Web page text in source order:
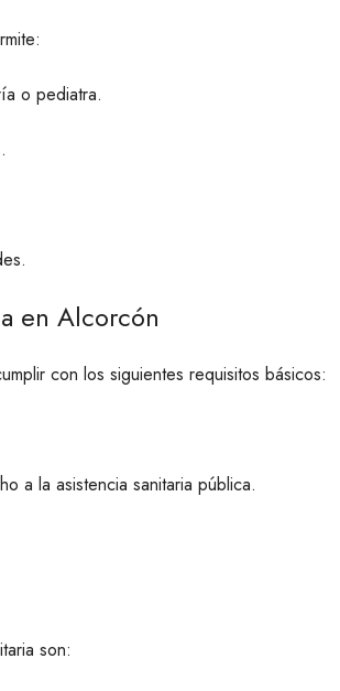
o pediatra.
en Alcorcón
con los siguientes requisitos básicos:
a la asistencia sanitaria pública.
son: